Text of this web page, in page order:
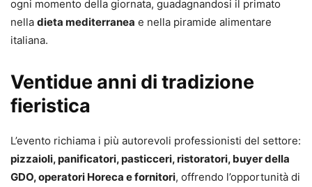
ogni momento della giornata, guadagnandosi il primato
nella dieta mediterranea e nella piramide alimentare
italiana.
Ventidue anni di tradizione
fieristica
L’evento richiama i più autorevoli professionisti del settore:
pizzaioli, panificatori, pasticceri, ristoratori, buyer della
GDO, operatori Horeca e fornitori, offrendo l’opportunità di